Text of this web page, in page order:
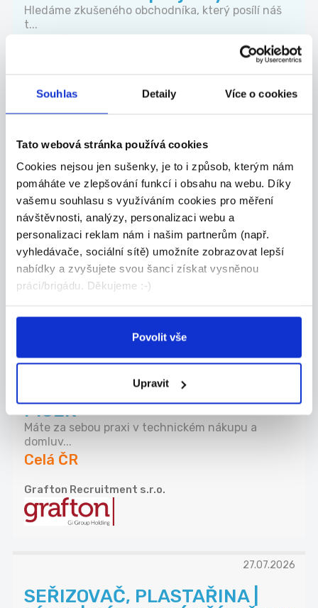
Souhlas Detaily Více o cookies
Tato webová stránka používá cookies
Cookies nejsou jen sušenky, je to i způsob, kterým nám
pomáháte ve zlepšování funkcí i obsahu na webu. Díky
vašemu souhlasu s využíváním cookies pro měření
návštěvnosti, analýzy, personalizaci webu a
personalizaci reklam nám i našim partnerům (např.
vyhledávače, sociální sítě) umožníte zobrazovat lepší
nabídky a zvyšujete svou šanci získat vysněnou
práci/brigádu. Děkujeme :-)
Povolit vše
Upravit
Hledáme zkušeného obchodníka, který posílí náš
t...
Mistr stavby pro závod
kolejových staveb
Co u nás budete dělat? - Řídit realizace sta...
Celá ČR
Chládek & Tintěra, a.s.
ZKUŠENÝ TECHNICKÝ
NÁKUPČÍ | AŽ 70 000 KČ |
PÍSEK
Máte za sebou praxi v technickém nákupu a
domluv...
Celá ČR
Grafton Recruitment s.r.o.
27.07.2026
SEŘIZOVAČ, PLASTAŘINA |